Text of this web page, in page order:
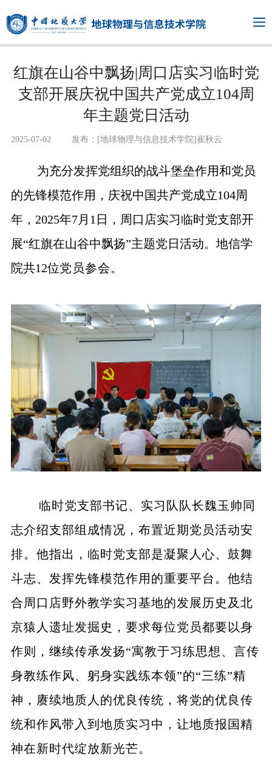
红旗在山谷中飘扬|周口店实习临时党
支部开展庆祝中国共产党成立104周
年主题党日活动
2025-07-02 发布：[地球物理与信息技术学院]崔秋云
为充分发挥党组织的战斗堡垒作用和党员
的先锋模范作用，庆祝中国共产党成立104周
年，2025年7月1日，周口店实习临时党支部开
展“红旗在山谷中飘扬”主题党日活动。地信学
院共12位党员参会。
临时党支部书记、实习队队长魏玉帅同
志介绍支部组成情况，布置近期党员活动安
排。他指出，临时党支部是凝聚人心、鼓舞
斗志、发挥先锋模范作用的重要平台。他结
合周口店野外教学实习基地的发展历史及北
京猿人遗址发掘史，要求每位党员都要以身
作则，继续传承发扬“寓教于习练思想、言传
身教练作风、躬身实践练本领”的“三练”精
神，赓续地质人的优良传统，将党的优良传
统和作风带入到地质实习中，让地质报国精
神在新时代绽放新光芒。